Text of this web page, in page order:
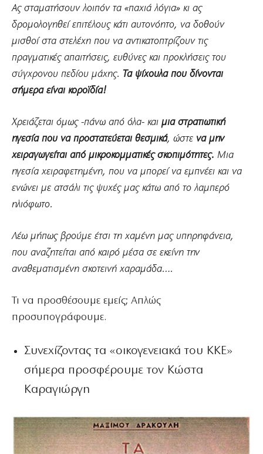
Ας σταματήσουν λοιπόν τα «παχιά λόγια» κι ας
δρομολογηθεί επιτέλους κάτι αυτονόητο, να δοθούν
μισθοί στα στελέχη που να αντικατοπτρίζουν τις
πραγματικές απαιτήσεις, ευθύνες και προκλήσεις του
σύγχρονου πεδίου μάχης. Τα ψίχουλα που δίνονται
σήμερα είναι κοροϊδία!
Χρειάζεται όμως -πάνω από όλα- και μια στρατιωτική
ηγεσία που να προστατεύεται θεσμικά, ώστε να μην
χειραγωγείται από μικροκομματικές σκοπιμότητες. Μια
ηγεσία χειραφετημένη, που να μπορεί να εμπνέει και να
ενώνει με ατσάλι τις ψυχές μας κάτω από το λαμπερό
ηλιόφωτο.
Λέω μήπως βρούμε έτσι τη χαμένη μας υπηρηφάνεια,
που αναζητείται από καιρό μέσα σε εκείνη την
αναθεματισμένη σκοτεινή χαραμάδα….
Τι να προσθέσουμε εμείς; Απλώς
προσυπογράφουμε.
Συνεχίζοντας τα «οικογενειακά του ΚΚΕ»
σήμερα προσφέρουμε τον Κώστα
Καραγιώργη